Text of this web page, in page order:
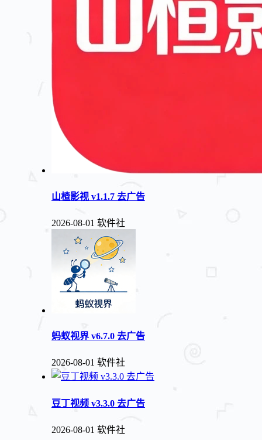
山楂影视 v1.1.7 去广告
2026-08-01 软件社
蚂蚁视界 v6.7.0 去广告
2026-08-01 软件社
豆丁视频 v3.3.0 去广告
2026-08-01 软件社